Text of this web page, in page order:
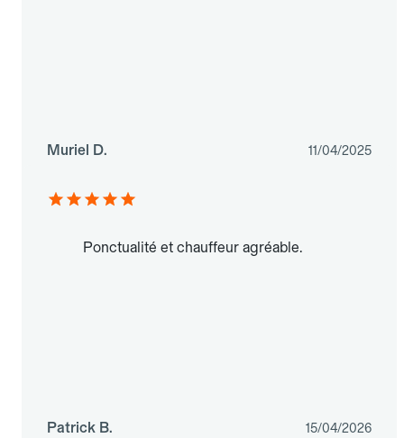
Muriel D. 11/04/2025
Ponctualité et chauffeur agréable.
Patrick B. 15/04/2026